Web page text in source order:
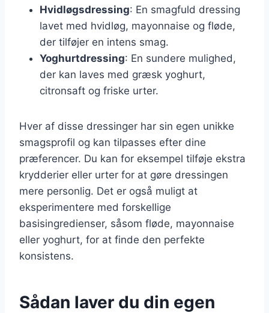
Hvidløgsdressing: En smagfuld dressing
lavet med hvidløg, mayonnaise og fløde,
der tilføjer en intens smag.
Yoghurtdressing: En sundere mulighed,
der kan laves med græsk yoghurt,
citronsaft og friske urter.
Hver af disse dressinger har sin egen unikke
smagsprofil og kan tilpasses efter dine
præferencer. Du kan for eksempel tilføje ekstra
krydderier eller urter for at gøre dressingen
mere personlig. Det er også muligt at
eksperimentere med forskellige
basisingredienser, såsom fløde, mayonnaise
eller yoghurt, for at finde den perfekte
konsistens.
Sådan laver du din egen